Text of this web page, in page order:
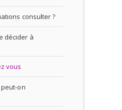
consulter ?
décider à
vous
on